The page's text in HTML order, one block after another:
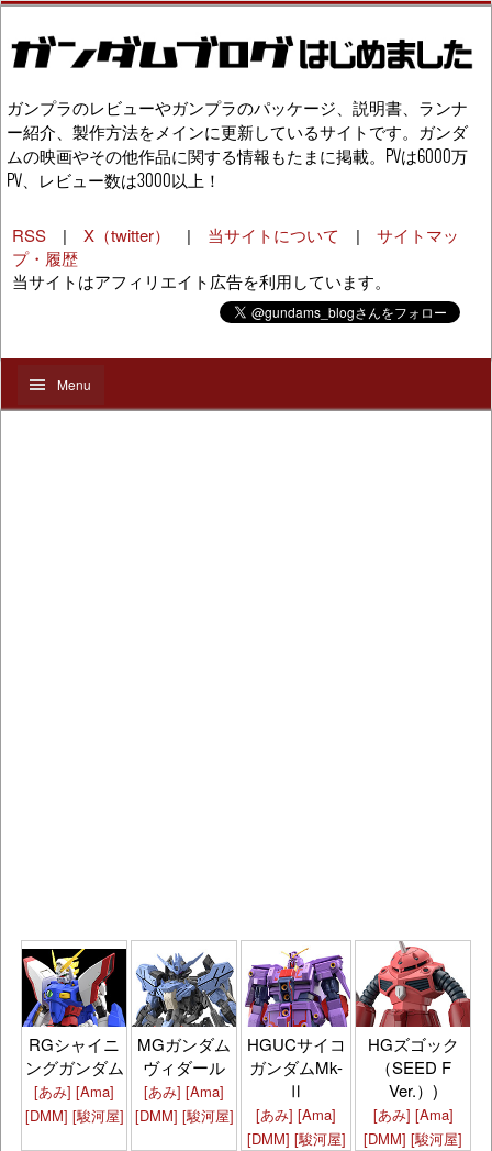
ガンプラのレビューやガンプラのパッケージ、説明書、ランナ
ー紹介、製作方法をメインに更新しているサイトです。ガンダ
ムの映画やその他作品に関する情報もたまに掲載。PVは6000万
PV、レビュー数は3000以上！
RSS | X（twitter） | 当サイトについて | サイトマッ
プ・履歴
当サイトはアフィリエイト広告を利用しています。
Menu
RGシャイニ
ングガンダム
[あみ] [Ama]
[DMM] [駿河屋]
MGガンダム
ヴィダール
[あみ] [Ama]
[DMM] [駿河屋]
HGUCサイコ
ガンダムMk-
Ⅱ
[あみ] [Ama]
[DMM] [駿河屋]
HGズゴック
（SEED F
Ver.）)
[あみ] [Ama]
[DMM] [駿河屋]